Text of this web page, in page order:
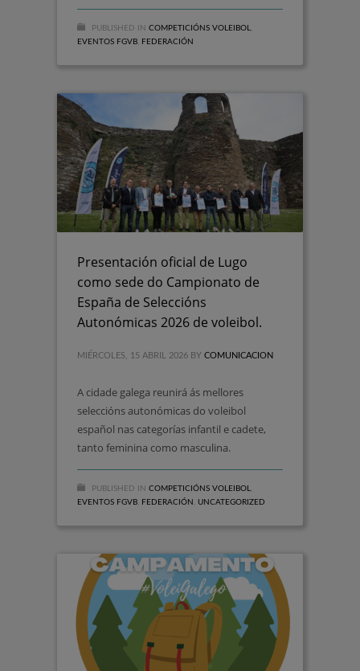
PUBLISHED IN COMPETICIÓNS VOLEIBOL
EVENTOS FGVB
FEDERACIÓN
Presentación oficial de Lugo
como sede do Campionato de
España de Seleccións
Autonómicas 2026 de voleibol.
MIÉRCOLES, 15 ABRIL 2026 BY COMUNICACION
A cidade galega reunirá ás mellores
seleccións autonómicas do voleibol
español nas categorías infantil e cadete,
tanto feminina como masculina.
PUBLISHED IN COMPETICIÓNS VOLEIBOL
EVENTOS FGVB
FEDERACIÓN UNCATEGORIZED